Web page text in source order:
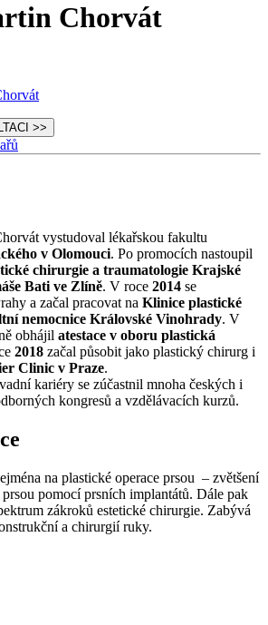
Chorvát
>>
vystudoval lékařskou fakultu
v Olomouci. Po promocích nastoupil
chirurgie a traumatologie Krajské
Bati ve Zlíně. V roce 2014 se
a začal pracovat na Klinice plastické
nemocnice Královské Vinohrady. V
obhájil atestace v oboru plastická
2018 začal působit jako plastický chirurg i
Clinic v Praze.
kariéry se zúčastnil mnoha českých i
kongresů a vzdělávacích kurzů.
na plastické operace prsou – zvětšení
prsou pomocí prsních implantátů. Dále pak
zákroků estetické chirurgie. Zabývá
a chirurgií ruky.